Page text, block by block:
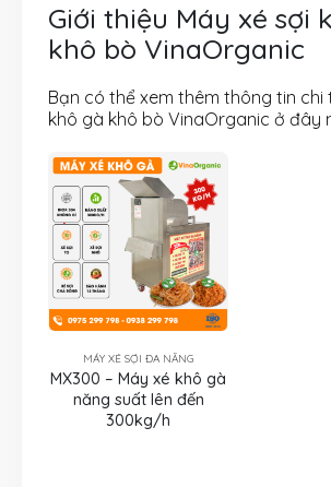
Giới thiệu Máy xé sợi
khô bò VinaOrganic
Bạn có thể xem thêm thông tin chi
khô gà khô bò VinaOrganic ở đây
MÁY XÉ SỢI ĐA NĂNG
MX300 – Máy xé khô gà
năng suất lên đến
300kg/h